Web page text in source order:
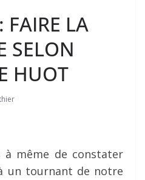
FAIRE LA
SELON
HUOT
à même de constater
un tournant de notre